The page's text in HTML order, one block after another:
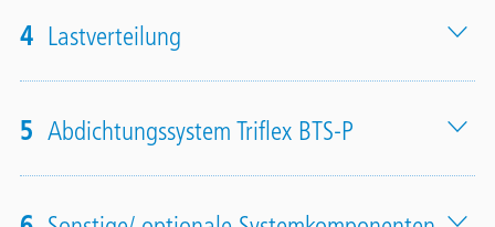
4 Lastverteilung
5 Abdichtungssystem Triflex BTS-P